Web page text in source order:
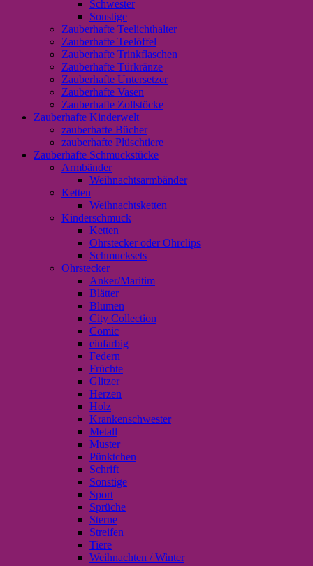
Schwester
Sonstige
Zauberhafte Teelichthalter
Zauberhafte Teelöffel
Zauberhafte Trinkflaschen
Zauberhafte Türkränze
Zauberhafte Untersetzer
Zauberhafte Vasen
Zauberhafte Zollstöcke
Zauberhafte Kinderwelt
zauberhafte Bücher
zauberhafte Plüschtiere
Zauberhafte Schmuckstücke
Armbänder
Weihnachtsarmbänder
Ketten
Weihnachtsketten
Kinderschmuck
Ketten
Ohrstecker oder Ohrclips
Schmucksets
Ohrstecker
Anker/Maritim
Blätter
Blumen
City Collection
Comic
einfarbig
Federn
Früchte
Glitzer
Herzen
Holz
Krankenschwester
Metall
Muster
Pünktchen
Schrift
Sonstige
Sport
Sprüche
Sterne
Streifen
Tiere
Weihnachten / Winter